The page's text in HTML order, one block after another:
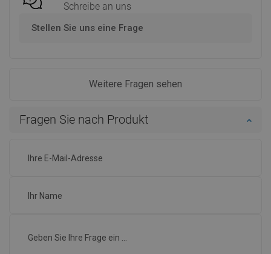
Schreibe an uns
Stellen Sie uns eine Frage
Weitere Fragen sehen
Fragen Sie nach Produkt